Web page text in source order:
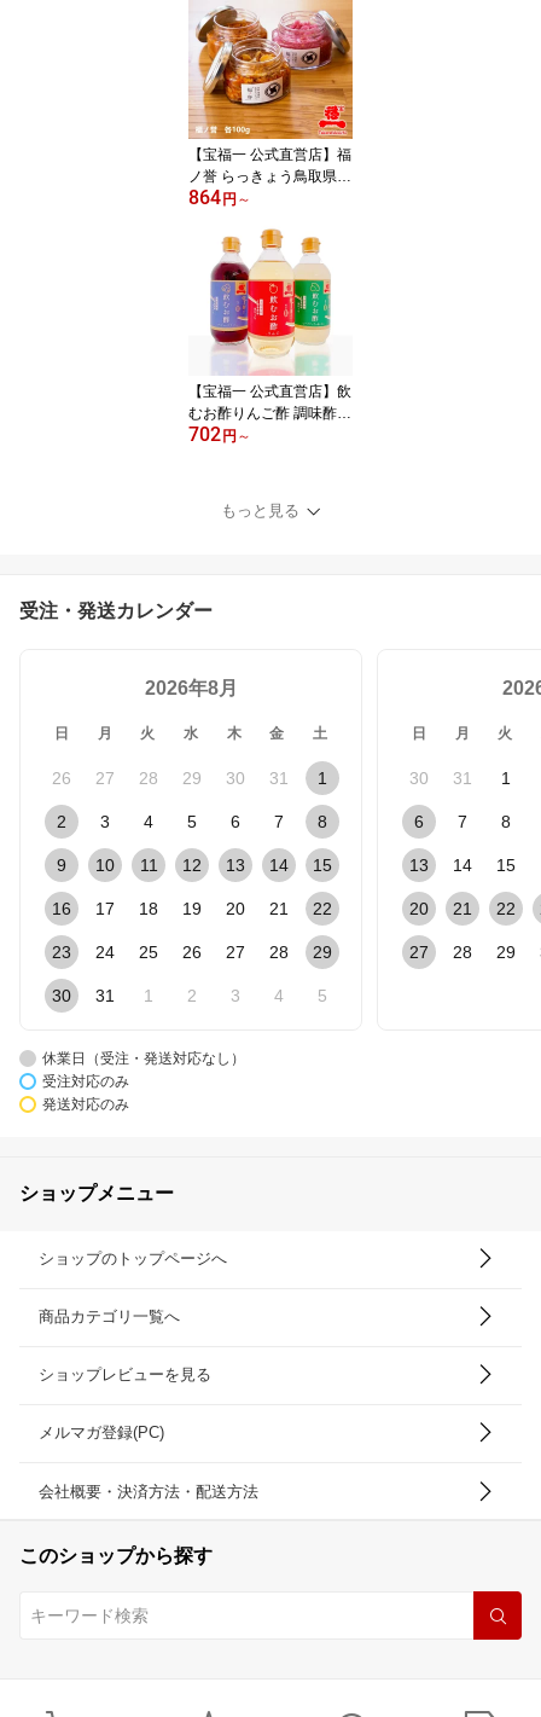
ごはんのお供 おかず 薬
味 瓶詰 海藻 ミネラル 食
物繊維 ねばねば フコイ
ダン アルギン酸
【宝福一 公式直営店】福
ノ誉 らっきょう鳥取県産
じゃことらっきょう 旨辛
くだき梅らっきょう セッ
ト ごはんのお供 おかず
瓶詰 国産
864円 ～
【宝福一 公式直営店】飲
むお酢りんご酢 調味酢
醸造酢 セット 果糖 甘味
ワーサー レモン
702円 ～
もっと見る
受注・発送カレンダー
2026年8月
日 月 火 水 木 金 土
26 27 28 29 30 31 1
2 3 4 5 6 7 8
9 10 11 12 13 14 15
16 17 18 19 20 21 22
23 24 25 26 27 28 29
30 31 1 2 3 4 5
日 月 火
30 31 1
6 7 8
13 14 15
20 21 22
27 28 29
休業日（受注・発送対応なし）
受注対応のみ
発送対応のみ
ショップメニュー
ショップのトップページへ
商品カテゴリ一覧へ
ショップレビューを見る
メルマガ登録(PC)
会社概要・決済方法・配送方法
このショップから探す